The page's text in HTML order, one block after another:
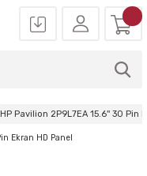
HP Pavilion 2P9L7EA 15.6'' 30 Pin